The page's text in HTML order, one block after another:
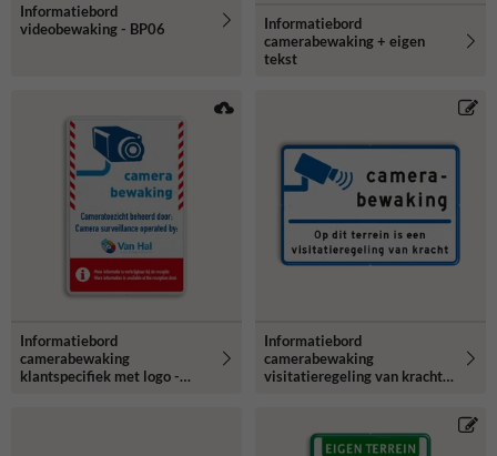
Informatiebord
videobewaking - BP06
Informatiebord
camerabewaking + eigen
tekst
Informatiebord
camerabewaking
klantspecifiek met logo -
Informatiebord
camerabewaking
visitatieregeling van kracht -